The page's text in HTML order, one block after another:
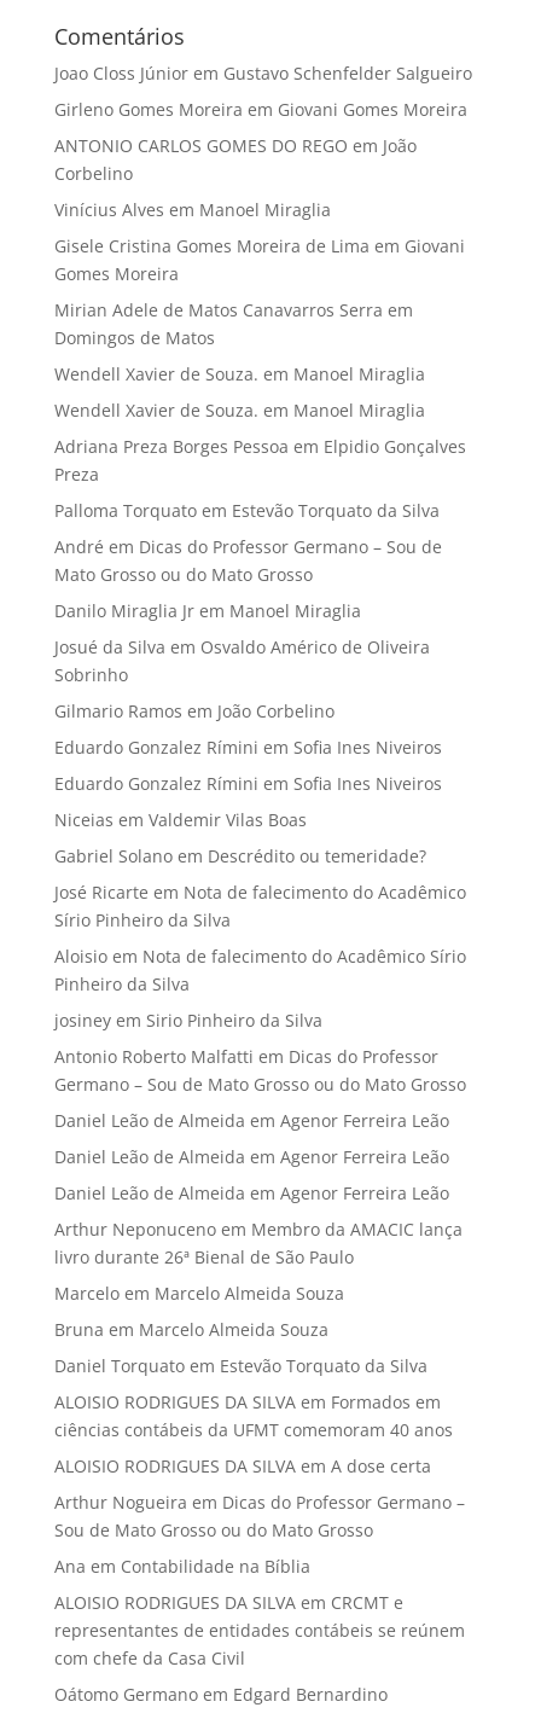
Comentários
Joao Closs Júniorem Gustavo Schenfelder Salgueiro
Girleno Gomes Moreira em Giovani Gomes Moreira
ANTONIO CARLOS GOMES DO REGO em João
Corbelino
Vinícius Alves em Manoel Miraglia
Gisele Cristina Gomes Moreira de Lima em Giovani
Gomes Moreira
Mirian Adele de Matos Canavarros Serra em
Domingos de Matos
Wendell Xavier de Souza. em Manoel Miraglia
Wendell Xavier de Souza. em Manoel Miraglia
Adriana Preza Borges Pessoa em Elpidio Gonçalves
Preza
Palloma Torquatoem Estevão Torquato da Silva
André em Dicas do Professor Germano – Sou de
Mato Grosso ou do Mato Grosso
Danilo Miraglia Jrem Manoel Miraglia
Josué da Silva em Osvaldo Américo de Oliveira
Sobrinho
Gilmario Ramos em João Corbelino
Eduardo Gonzalez Rímini em Sofia Ines Niveiros
Eduardo Gonzalez Rímini em Sofia Ines Niveiros
Niceias em Valdemir Vilas Boas
Gabriel Solanoem Descrédito ou temeridade?
José Ricarte em Nota de falecimento do Acadêmico
Sírio Pinheiro da Silva
Aloisioem Nota de falecimento do Acadêmico Sírio
Pinheiro da Silva
josineyem Sirio Pinheiro da Silva
Antonio Roberto Malfatti em Dicas do Professor
Germano – Sou de Mato Grosso ou do Mato Grosso
Daniel Leão de Almeida em Agenor Ferreira Leão
Daniel Leão de Almeida em Agenor Ferreira Leão
Daniel Leão de Almeida em Agenor Ferreira Leão
Arthur Neponucenoem Membro da AMACIC lança
livro durante 26ª Bienal de São Paulo
Marceloem Marcelo Almeida Souza
Bruna em Marcelo Almeida Souza
Daniel Torquatoem Estevão Torquato da Silva
ALOISIO RODRIGUES DA SILVAem Formados em
ciências contábeis da UFMT comemoram 40 anos
ALOISIO RODRIGUES DA SILVAem A dose certa
Arthur Nogueira em Dicas do Professor Germano –
Sou de Mato Grosso ou do Mato Grosso
Ana em Contabilidade na Bíblia
ALOISIO RODRIGUES DA SILVAem CRCMT e
representantes de entidades contábeis se reúnem
com chefe da Casa Civil
Oátomo Germanoem Edgard Bernardino